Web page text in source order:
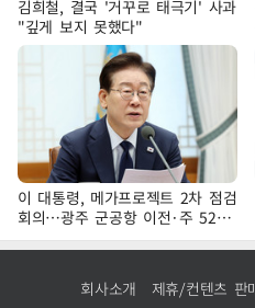
김희철, 결국 '거꾸로 태극기' 사과
"깊게 보지 못했다"
이 대통령, 메가프로젝트 2차 점검
회의…광주 군공항 이전·주 52시
간 예외 등 논의
회사소개 제휴/컨텐츠 판